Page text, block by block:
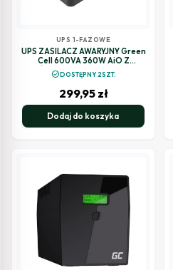
UPS 1-FAZOWE
UPS ZASILACZ AWARYJNY Green
Cell 600VA 360W AiO Z
WYŚWIETLACZEM LCD UPS06
check_circleDOSTĘPNY 2SZT.
299,95 zł
Dodaj do koszyka